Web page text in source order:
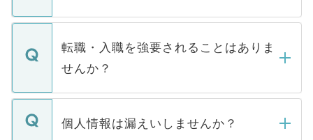
ます。通常、5営業日以内にはご連絡をせて
いただきますので、しばらくお待ちくださ
い。
マイナビDOCTORで取り扱っている求人の
うち約3割は、Webサイトからご覧いただ
けない「非公開求人」です。非公開求人は
下記の理由によって、一般には公開してい
ません。
■応募殺到を避けるため 人気のある医療機
転職・入職を強要されることはありま
せんか？
転職・入職を強要することは一切ありませ
ん。また、仮に応募先から内定をいただい
個人情報は漏えいしませんか？